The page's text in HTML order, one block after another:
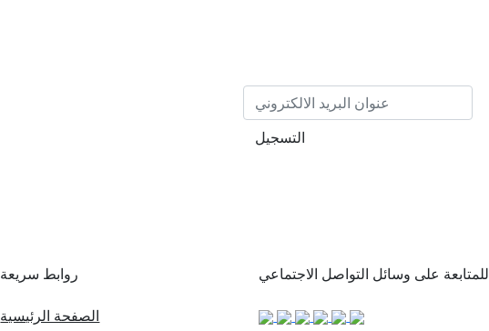
التسجيل
روابط سريعة
الصفحة الرئيسية
للمتابعة على وسائل التواصل الاجتماعي